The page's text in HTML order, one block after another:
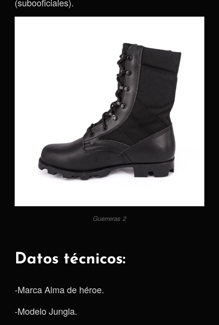
(subooficiales).
Guerreras 2
Datos técnicos:
-Marca Alma de héroe.
-Modelo Jungla.